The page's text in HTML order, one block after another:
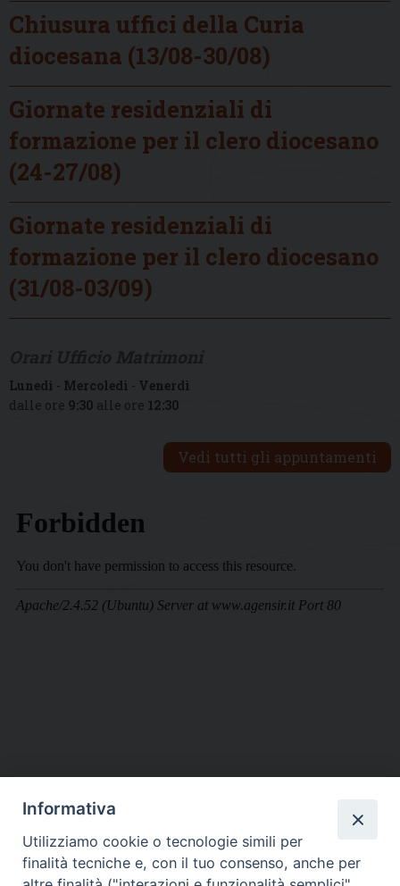
Chiusura uffici della Curia
diocesana (13/08-30/08)
Giornate residenziali di
formazione per il clero diocesano
(24-27/08)
Giornate residenziali di
formazione per il clero diocesano
(31/08-03/09)
Lunedì - Mercoledì - Venerdì
dalle ore 9:30 alle ore 12:30
Vedi tutti gli appuntamenti
DIOCESI SUBURBICARIA DI ALBANO
Contatti:Tel.: 06.93268401 - Fax.: 06.9323844
E-mail:curia@diocesidialbano.it
Informativa
Utilizziamo cookie o tecnologie simili per
finalità tecniche e, con il tuo consenso, anche per